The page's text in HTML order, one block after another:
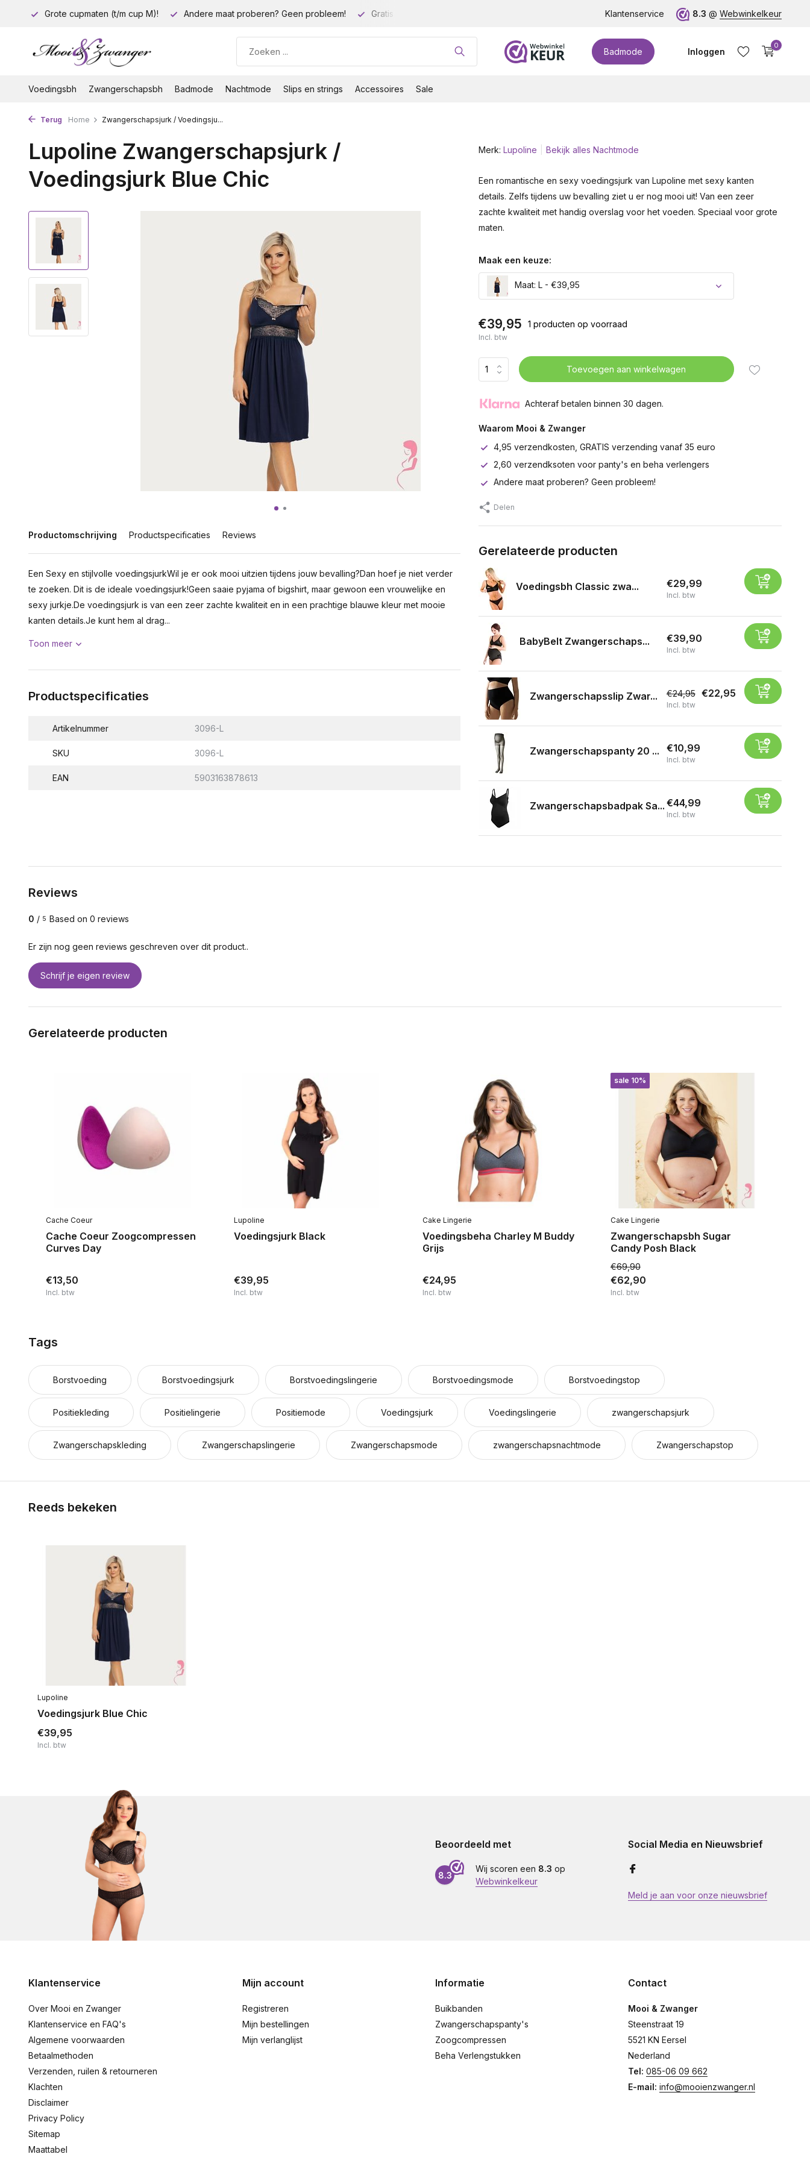
Grote cupmaten (t/m cup M)! Andere maat proberen? Geen probleem! Gratis verzending vanaf 35 euro! Grote cupmaten (t/m cup M)!
Klantenservice 8.3 @ Webwinkelkeur
Badmode Inloggen
0
Voedingsbh Zwangerschapsbh Badmode Nachtmode Slips en strings Accessoires Sale
Terug Home Zwangerschapsjurk / Voedingsju...
Lupoline Zwangerschapsjurk /
Voedingsjurk Blue Chic
Productomschrijving Productspecificaties Reviews
Een Sexy en stijlvolle voedingsjurkWil je er ook mooi uitzien tijdens jouw bevalling?Dan hoef je niet verder
te zoeken. Dit is de ideale voedingsjurk!Geen saaie pyjama of bigshirt, maar gewoon een vrouwelijke en
sexy jurkje.De voedingsjurk is van een zeer zachte kwaliteit en in een prachtige blauwe kleur met mooie
kanten details.Je kunt hem al drag...
Toon meer
Productspecificaties
Artikelnummer 3096-L
SKU 3096-L
EAN 5903163878613
Merk: Lupoline Bekijk alles Nachtmode
Een romantische en sexy voedingsjurk van Lupoline met sexy kanten
details. Zelfs tijdens uw bevalling ziet u er nog mooi uit! Van een zeer
zachte kwaliteit met handig overslag voor het voeden. Speciaal voor grote
maten.
Maak een keuze:
Maat: L - €39,95
Uitverkocht
€39,95 1 producten op voorraad
Incl. btw
Toevoegen aan winkelwagen
Achteraf betalen binnen 30 dagen.
Waarom Mooi & Zwanger
4,95 verzendkosten, GRATIS verzending vanaf 35 euro
2,60 verzendksoten voor panty's en beha verlengers
Andere maat proberen? Geen probleem!
Delen
Gerelateerde producten
Voedingsbh Classic zwa... €29,99
Incl. btw
BabyBelt Zwangerschaps... €39,90
Incl. btw
Zwangerschapsslip Zwar... €24,95 €22,95
Incl. btw
Zwangerschapspanty 20 ... €10,99
Incl. btw
Zwangerschapsbadpak Sa... €44,99
Incl. btw
Reviews
0 / 5 Based on 0 reviews
Er zijn nog geen reviews geschreven over dit product..
Schrijf je eigen review
Gerelateerde producten
Cache Coeur
Cache Coeur Zoogcompressen
Curves Day
€13,50
Incl. btw
Lupoline
Voedingsjurk Black
€39,95
Incl. btw
Cake Lingerie
Voedingsbeha Charley M Buddy
Grijs
€24,95
Incl. btw
sale 10%
Cake Lingerie
Zwangerschapsbh Sugar
Candy Posh Black
€69,90
€62,90
Incl. btw
Tags
Borstvoeding Borstvoedingsjurk Borstvoedingslingerie Borstvoedingsmode Borstvoedingstop
Positiekleding Positielingerie Positiemode Voedingsjurk Voedingslingerie zwangerschapsjurk
Zwangerschapskleding Zwangerschapslingerie Zwangerschapsmode zwangerschapsnachtmode Zwangerschapstop
Reeds bekeken
Lupoline
Voedingsjurk Blue Chic
€39,95
Incl. btw
Beoordeeld met
8.3
Wij scoren een 8.3 op
Webwinkelkeur
Social Media en Nieuwsbrief
Meld je aan voor onze nieuwsbrief
Klantenservice
Over Mooi en Zwanger
Klantenservice en FAQ's
Algemene voorwaarden
Betaalmethoden
Verzenden, ruilen & retourneren
Klachten
Disclaimer
Privacy Policy
Sitemap
Maattabel
Mijn account
Registreren
Mijn bestellingen
Mijn verlanglijst
Informatie
Buikbanden
Zwangerschapspanty's
Zoogcompressen
Beha Verlengstukken
Contact
Mooi & Zwanger
Steenstraat 19
5521 KN Eersel
Nederland
Tel: 085-06 09 662
E-mail: info@mooienzwanger.nl